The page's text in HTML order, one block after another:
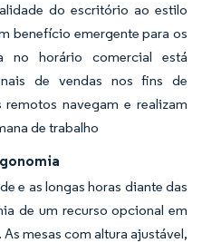
do escritório ao estilo
benefício emergente para os
no horário comercial está
de vendas nos fins de
navegam e realizam
de trabalho
e as longas horas diante das
de um recurso opcional em
mesas com altura ajustável,